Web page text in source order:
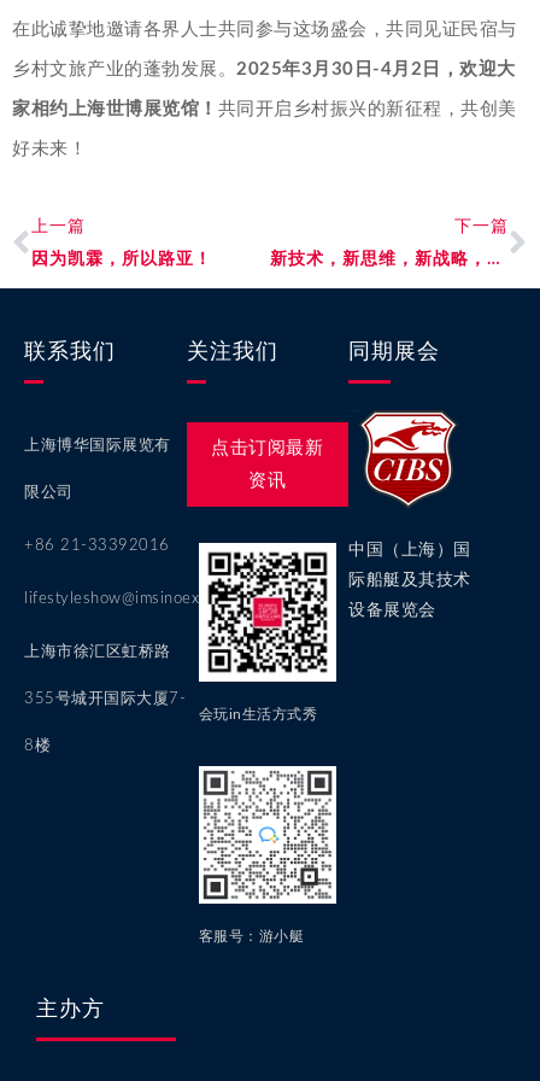
在此诚挚地邀请各界人士共同参与这场盛会，共同见证民宿与
乡村文旅产业的蓬勃发展。 2025年3月30日-4月2日，欢迎大
家相约上海世博展览馆！ 共同开启乡村振兴的新征程，共创美
好未来！
上一篇
因为凯霖，所以路亚！
下一篇
新技术，新思维，新战略，新工业，向“新”力升级破圈！
联系我们
上海博华国际展览有
限公司
+86 21-33392016
lifestyleshow@imsinoexpo.com
上海市徐汇区虹桥路
355号城开国际大厦7-
8楼
关注我们
点击订阅最新
资讯
会玩in生活方式秀
客服号：游小艇
同期展会
中国（上海）国
际船艇及其技术
设备展览会
主办方